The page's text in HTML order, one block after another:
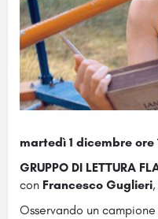
martedì 1 dicembre ore
GRUPPO DI LETTURA
con Francesco Guglieri
Osservando un